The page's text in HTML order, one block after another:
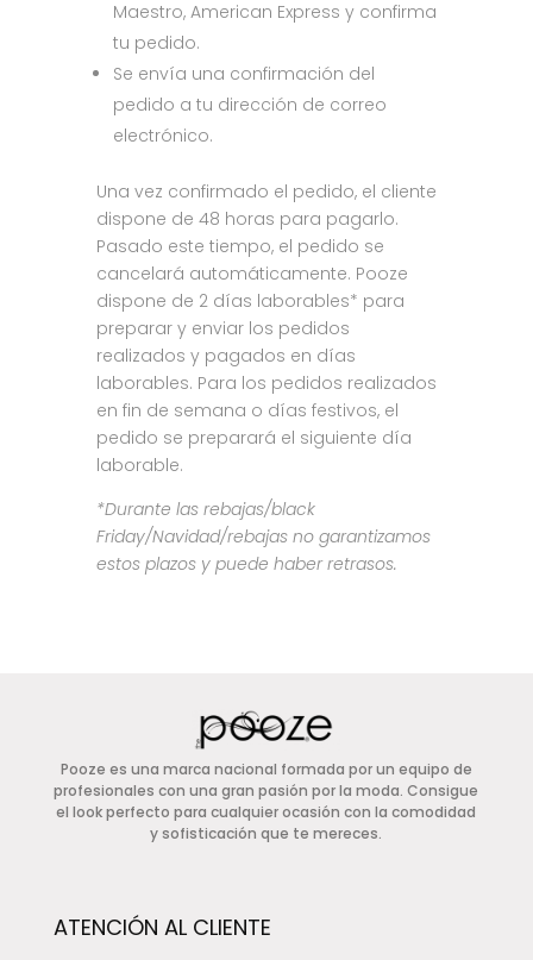
Maestro, American Express y confirma
tu pedido.
Se envía una confirmación del
pedido a tu dirección de correo
electrónico.
Una vez confirmado el pedido, el cliente
dispone de 48 horas para pagarlo.
Pasado este tiempo, el pedido se
cancelará automáticamente. Pooze
dispone de 2 días laborables* para
preparar y enviar los pedidos
realizados y pagados en días
laborables. Para los pedidos realizados
en fin de semana o días festivos, el
pedido se preparará el siguiente día
laborable.
*Durante las rebajas/black
Friday/Navidad/rebajas no garantizamos
estos plazos y puede haber retrasos.
Pooze es una marca nacional formada por un equipo de
profesionales con una gran pasión por la moda. Consigue
el look perfecto para cualquier ocasión con la comodidad
y sofisticación que te mereces.
ATENCIÓN AL CLIENTE